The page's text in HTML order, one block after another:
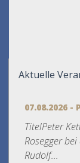
Aktuelle
07.08.2026 -
TitelPeter
Rosegger
Rudolf...